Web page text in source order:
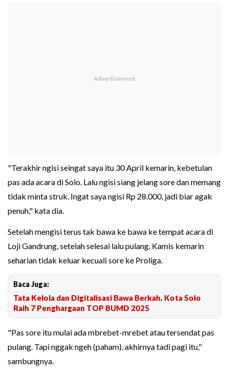
"Terakhir ngisi seingat saya itu 30 April kemarin, kebetulan
pas ada acara di Solo. Lalu ngisi siang jelang sore dan memang
tidak minta struk. Ingat saya ngisi Rp 28.000, jadi biar agak
penuh," kata dia.
Setelah mengisi terus tak bawa ke bawa ke tempat acara di
Loji Gandrung, setelah selesai lalu pulang. Kamis kemarin
seharian tidak keluar kecuali sore ke Proliga.
Baca Juga:
Tata Kelola dan Digitalisasi Bawa Berkah, Kota Solo
Raih 7 Penghargaan TOP BUMD 2025
"Pas sore itu mulai ada mbrebet-mrebet atau tersendat pas
pulang. Tapi nggak ngeh (paham), akhirnya tadi pagi itu,"
sambungnya.